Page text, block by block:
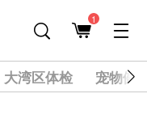
1
大湾区体检 宠物健